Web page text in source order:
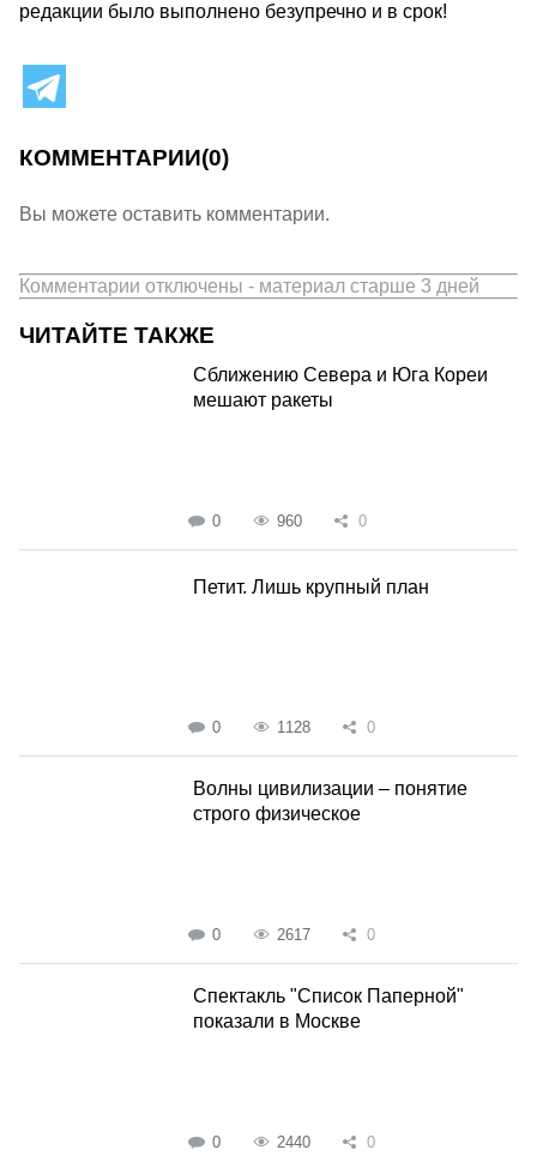
редакции было выполнено безупречно и в срок!
КОММЕНТАРИИ(0)
Вы можете оставить комментарии.
Комментарии отключены - материал старше 3 дней
ЧИТАЙТЕ ТАКЖЕ
Сближению Севера и Юга Кореи
мешают ракеты
0 960 0
Петит. Лишь крупный план
0 1128 0
Волны цивилизации – понятие
строго физическое
0 2617 0
Спектакль "Список Паперной"
показали в Москве
0 2440 0